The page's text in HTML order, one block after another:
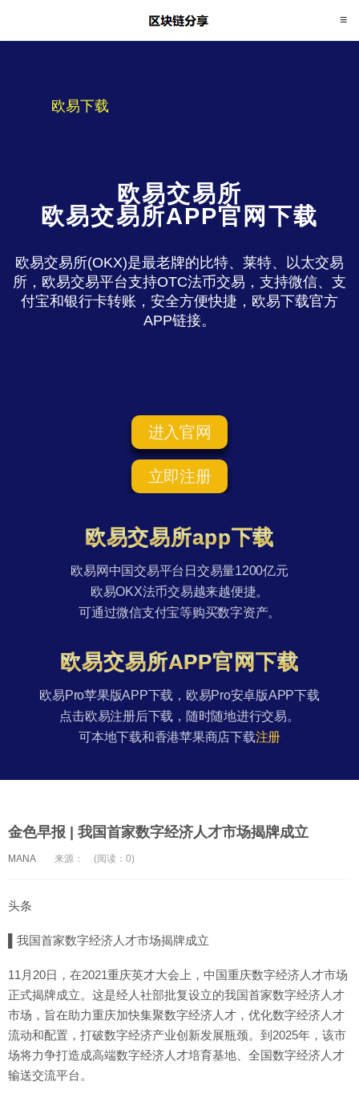
欧易下载
欧易交易所
欧易交易所APP官网下载
欧易交易所(OKX)是最老牌的比特、莱特、以太交易
所，欧易交易平台支持OTC法币交易，支持微信、支
付宝和银行卡转账，安全方便快捷，欧易下载官方
APP链接。
进入官网
立即注册
欧易交易所app下载
欧易网中国交易平台日交易量1200亿元
欧易OKX法币交易越来越便捷。
可通过微信支付宝等购买数字资产。
欧易交易所APP官网下载
欧易Pro苹果版APP下载，欧易Pro安卓版APP下载
点击欧易注册后下载，随时随地进行交易。
可本地下载和香港苹果商店下载注册
金色早报 | 我国首家数字经济人才市场揭牌成立
MANA 来源： (阅读：0)
头条
▌我国首家数字经济人才市场揭牌成立
11月20日，在2021重庆英才大会上，中国重庆数字经济人才市场
正式揭牌成立。这是经人社部批复设立的我国首家数字经济人才
市场，旨在助力重庆加快集聚数字经济人才，优化数字经济人才
流动和配置，打破数字经济产业创新发展瓶颈。到2025年，该市
场将力争打造成高端数字经济人才培育基地、全国数字经济人才
输送交流平台。